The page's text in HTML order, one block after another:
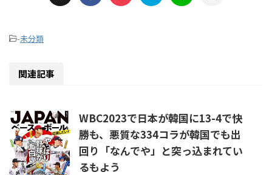
-未分類
関連記事
WBC2023で日本が韓国に13-4で快
勝も、悪質な334コラが韓国でも出
回り「なんでや」と突っ込まれてい
るもよう